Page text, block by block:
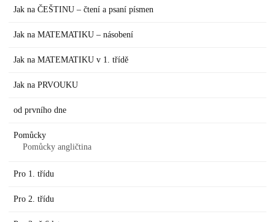
Jak na ČEŠTINU – čtení a psaní písmen
Jak na MATEMATIKU – násobení
Jak na MATEMATIKU v 1. třídě
Jak na PRVOUKU
od prvního dne
Pomůcky
Pomůcky angličtina
Pro 1. třídu
Pro 2. třídu